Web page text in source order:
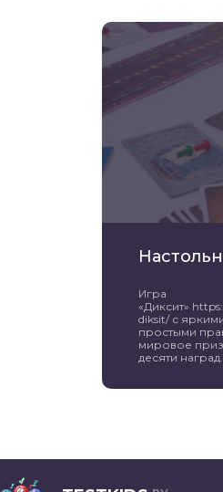
Игра
«Диксит»
diksit/ с
простыми
мировое
десяти